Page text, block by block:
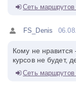
Сеть
FS_Denis
Кому не
курсов не будет,
Сеть